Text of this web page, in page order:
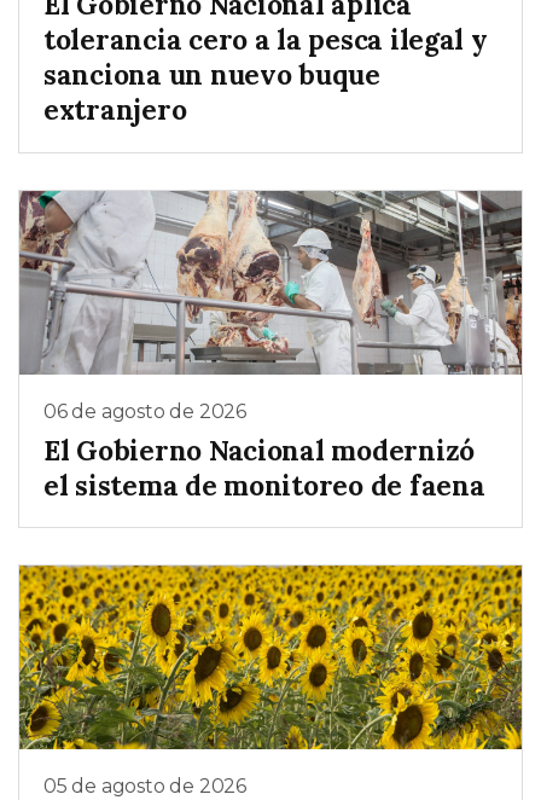
tolerancia cero a la pesca ilegal y
sanciona un nuevo buque
extranjero
06 de agosto de 2026
El Gobierno Nacional modernizó
el sistema de monitoreo de faena
05 de agosto de 2026